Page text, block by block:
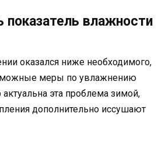
показатель влажности
оказался ниже необходимого,
меры по увлажнению
эта проблема зимой,
дополнительно иссушают